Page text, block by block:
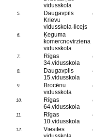
vidusskola
5.
Daugavpils
Krievu
vidusskola-licejs
6.
Ķeguma
komercnovirziena
vidusskola
7.
Rīgas
34.vidusskola
8.
Daugavpils
15.vidusskola
9.
Brocēnu
vidusskola
10.
Rīgas
64.vidusskola
11.
Rīgas
10.vidusskola
12.
Viesītes